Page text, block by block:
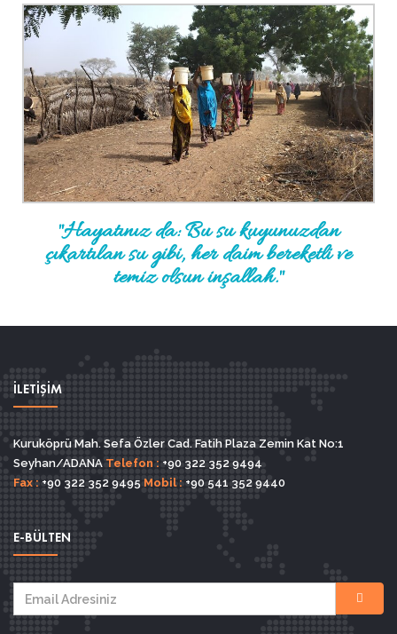
"Hayatınız da: Bu su kuyunuzdan
çıkartılan su gibi, her daim bereketli ve
temiz olsun inşallah."
İLETİŞİM
Kuruköprü Mah. Sefa Özler Cad. Fatih Plaza Zemin Kat No:1
Seyhan/ADANA Telefon : +90 322 352 9494
Fax : +90 322 352 9495 Mobil : +90 541 352 9440
E-BÜLTEN